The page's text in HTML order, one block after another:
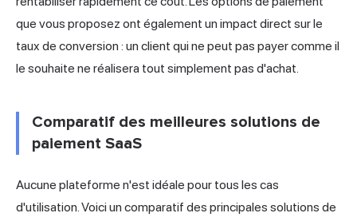
que vous proposez ont également un impact direct sur le
taux de conversion : un client qui ne peut pas payer comme il
le souhaite ne réalisera tout simplement pas d'achat.
Comparatif des meilleures solutions de
paiement SaaS
Aucune plateforme n'est idéale pour tous les cas
d'utilisation. Voici un comparatif des principales solutions de